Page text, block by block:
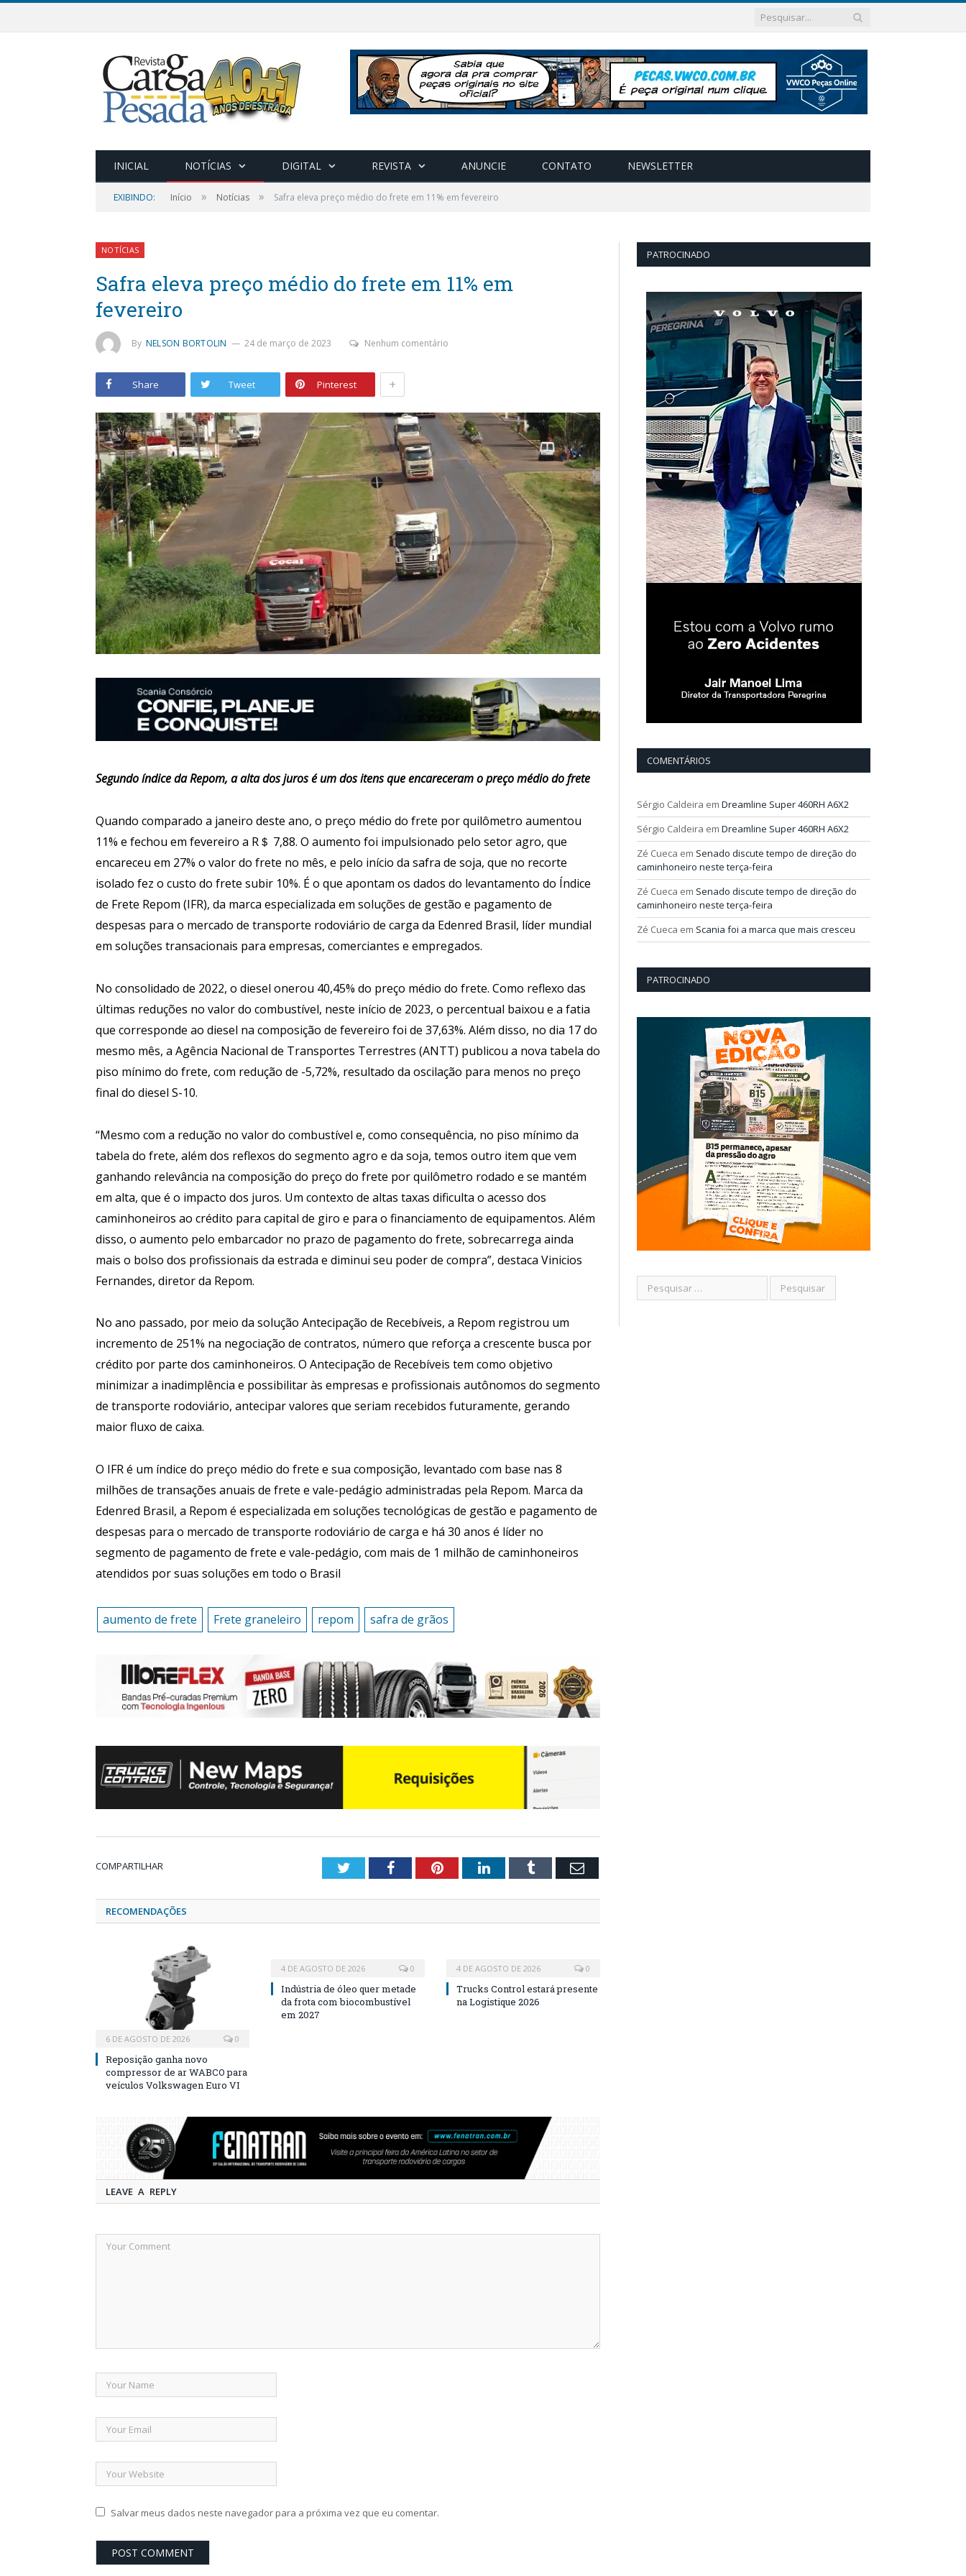
INICIAL NOTÍCIAS DIGITAL REVISTA ANUNCIE CONTATO NEWSLETTER
EXIBINDO: Início » Notícias » Safra eleva preço médio do frete em 11% em fevereiro
NOTÍCIAS
Safra eleva preço médio do frete em 11% em
fevereiro
By NELSON BORTOLIN 24 de março de 2023 Nenhum comentário
Share Tweet Pinterest +
Segundo índice da Repom, a alta dos juros é um dos itens que encareceram o preço médio do frete
Quando comparado a janeiro deste ano, o preço médio do frete por quilômetro aumentou
11% e fechou em fevereiro a R＄ 7,88. O aumento foi impulsionado pelo setor agro, que
encareceu em 27% o valor do frete no mês, e pelo início da safra de soja, que no recorte
isolado fez o custo do frete subir 10%. É o que apontam os dados do levantamento do Índice
de Frete Repom (IFR), da marca especializada em soluções de gestão e pagamento de
despesas para o mercado de transporte rodoviário de carga da Edenred Brasil, líder mundial
em soluções transacionais para empresas, comerciantes e empregados.
No consolidado de 2022, o diesel onerou 40,45% do preço médio do frete. Como reflexo das
últimas reduções no valor do combustível, neste início de 2023, o percentual baixou e a fatia
que corresponde ao diesel na composição de fevereiro foi de 37,63%. Além disso, no dia 17 do
mesmo mês, a Agência Nacional de Transportes Terrestres (ANTT) publicou a nova tabela do
piso mínimo do frete, com redução de -5,72%, resultado da oscilação para menos no preço
final do diesel S-10.
“Mesmo com a redução no valor do combustível e, como consequência, no piso mínimo da
tabela do frete, além dos reflexos do segmento agro e da soja, temos outro item que vem
ganhando relevância na composição do preço do frete por quilômetro rodado e se mantém
em alta, que é o impacto dos juros. Um contexto de altas taxas dificulta o acesso dos
caminhoneiros ao crédito para capital de giro e para o financiamento de equipamentos. Além
disso, o aumento pelo embarcador no prazo de pagamento do frete, sobrecarrega ainda
mais o bolso dos profissionais da estrada e diminui seu poder de compra”, destaca Vinicios
Fernandes, diretor da Repom.
No ano passado, por meio da solução Antecipação de Recebíveis, a Repom registrou um
incremento de 251% na negociação de contratos, número que reforça a crescente busca por
crédito por parte dos caminhoneiros. O Antecipação de Recebíveis tem como objetivo
minimizar a inadimplência e possibilitar às empresas e profissionais autônomos do segmento
de transporte rodoviário, antecipar valores que seriam recebidos futuramente, gerando
maior fluxo de caixa.
O IFR é um índice do preço médio do frete e sua composição, levantado com base nas 8
milhões de transações anuais de frete e vale-pedágio administradas pela Repom. Marca da
Edenred Brasil, a Repom é especializada em soluções tecnológicas de gestão e pagamento de
despesas para o mercado de transporte rodoviário de carga e há 30 anos é líder no
segmento de pagamento de frete e vale-pedágio, com mais de 1 milhão de caminhoneiros
atendidos por suas soluções em todo o Brasil
aumento de frete Frete graneleiro repom safra de grãos
COMPARTILHAR TwitterFacebookPinterestLinkedInTumblr Email
RECOMENDAÇÕES
6 DE AGOSTO DE 2026 0
Reposição ganha novo
compressor de ar WABCO para
veículos Volkswagen Euro VI
4 DE AGOSTO DE 2026 0
Indústria de óleo quer metade
da frota com biocombustível
em 2027
4 DE AGOSTO DE 2026 0
Trucks Control estará presente
na Logistique 2026
LEAVE A REPLY
Salvar meus dados neste navegador para a próxima vez que eu comentar.
PATROCINADO
COMENTÁRIOS
Sérgio Caldeira em Dreamline Super 460RH A6X2
Sérgio Caldeira em Dreamline Super 460RH A6X2
Zé Cueca em Senado discute tempo de direção do
caminhoneiro neste terça-feira
Zé Cueca em Senado discute tempo de direção do
caminhoneiro neste terça-feira
Zé Cueca em Scania foi a marca que mais cresceu
PATROCINADO